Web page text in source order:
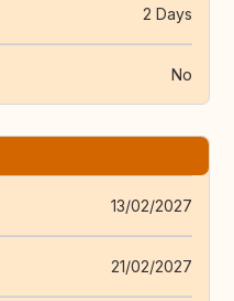
2 Days
No
13/02/2027
21/02/2027